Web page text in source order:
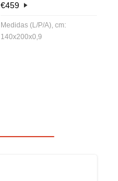
€459
Medidas (L/P/A), cm:
140x200x0,9